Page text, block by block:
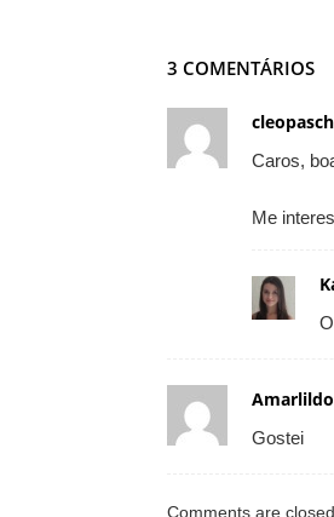
3 COMENTÁRIOS
Caros,
Me
Gostei
Comments are closed.